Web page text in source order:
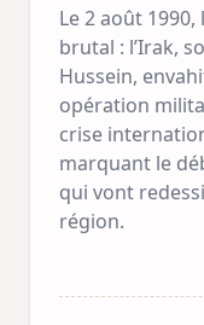
Le 2 août
brutal : l’Irak,
Hussein,
opération
crise
marquant le
qui vont
région.